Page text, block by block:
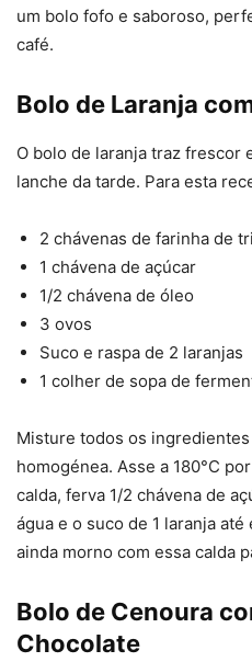
um bolo fofo e saboroso,
café.
Bolo de Laranja
O bolo de laranja traz frescor
lanche da tarde. Para esta
2 chávenas de farinha de
1 chávena de açúcar
1/2 chávena de óleo
3 ovos
Suco e raspa de 2 laranjas
1 colher de sopa de
Misture todos os
homogénea. Asse a 180°C
calda, ferva 1/2 chávena de
água e o suco de 1 laranja
ainda morno com essa calda
Bolo de Cenoura
Chocolate